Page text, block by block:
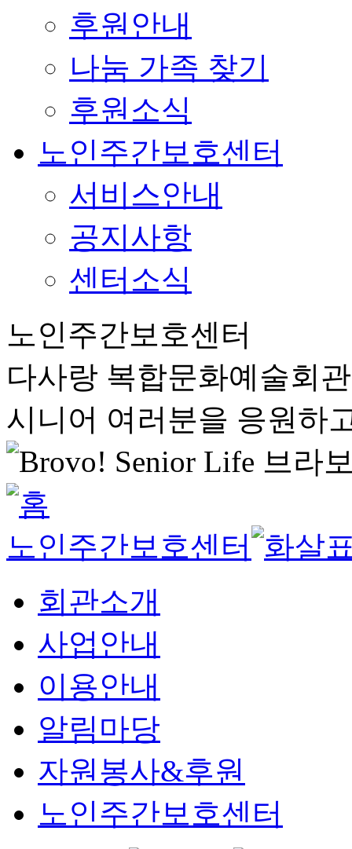
후원안내
나눔 가족 찾기
후원소식
노인주간보호센터
서비스안내
공지사항
센터소식
노인주간보호센터
다사랑 복합문화예술회
시니어 여러분을 응원하
노인주간보호센터
회관소개
사업안내
이용안내
알림마당
자원봉사&후원
노인주간보호센터